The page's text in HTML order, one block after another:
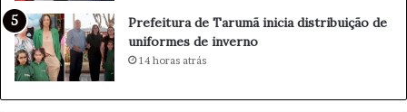
i
l
h
o
m
a
Prefeitura de Tarumã inicia distribuição de
uniformes de inverno
14 horas atrás